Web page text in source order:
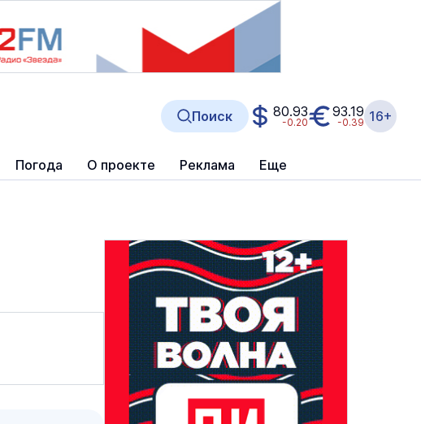
Погода О проекте Реклама Еще
Поиск 80.93
-0.20
93.19
-0.39 16+